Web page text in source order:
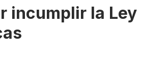
incumplir la Ley